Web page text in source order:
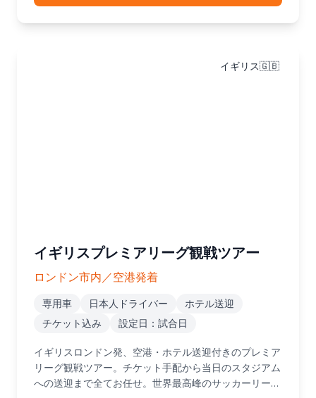
イギリス🇬🇧
イギリスプレミアリーグ観戦ツアー
ロンドン市内／空港発着
専用車 日本人ドライバー
ホテル送迎
チケット込み
設定日：試合日
イギリスロンドン発、空港・ホテル送迎付きのプレミア
リーグ観戦ツアー。チケット手配から当日のスタジアム
への送迎まで全てお任せ。世界最高峰のサッカーリーグ